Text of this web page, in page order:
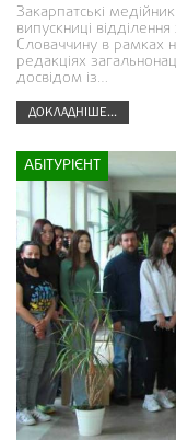
Закарпатські
випускниці
Словаччину в рамках
редакціях
досвідом із…
ДОКЛАДНІШЕ...
АБІТУРІЄНТ